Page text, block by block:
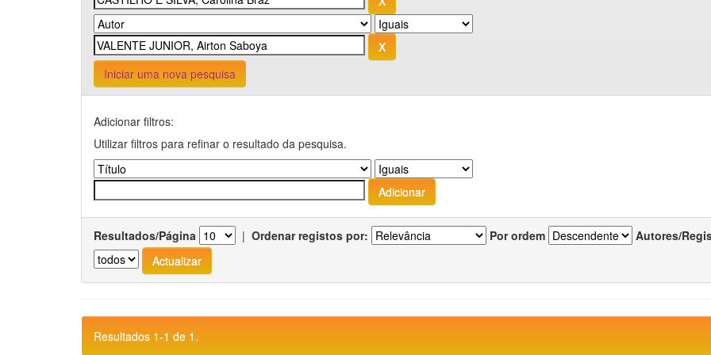
Iniciar uma nova pesquisa
Adicionar filtros:
Utilizar filtros para refinar o resultado da pesquisa.
Resultados/Página | Ordenar registos por: Por ordem Autores/
Resultados 1-1 de 1.